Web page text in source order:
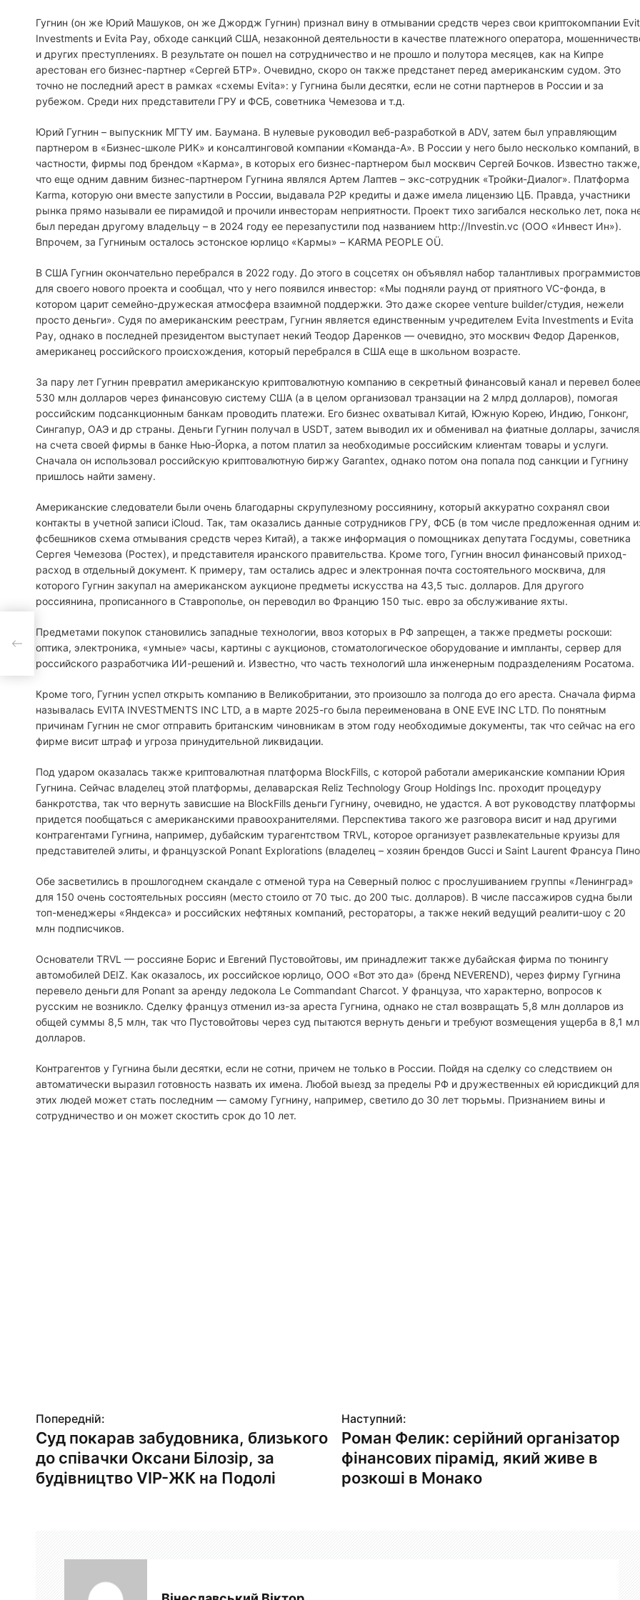
Гугнин (он же Юрий Машуков, он же Джордж Гугнин) признал вину в отмывании средств через свои криптокомпании
Investments и Evita Pay, обходе санкций США, незаконной деятельности в качестве платежного оператора,
и других преступлениях. В результате он пошел на сотрудничество и не прошло и полутора месяцев, как на Кипре
арестован его бизнес-партнер «Сергей БТР». Очевидно, скоро он также предстанет перед американским судом. Это
точно не последний арест в рамках «схемы Evita»: у Гугнина были десятки, если не сотни партнеров в России и за
рубежом. Среди них представители ГРУ и ФСБ, советника Чемезова и т.д.
Юрий Гугнин – выпускник МГТУ им. Баумана. В нулевые руководил веб-разработкой в ADV, затем был управляющим
партнером в «Бизнес-школе РИК» и консалтинговой компании «Команда-А». В России у него было несколько компаний, в
частности, фирмы под брендом «Карма», в которых его бизнес-партнером был москвич Сергей Бочков. Известно также,
что еще одним давним бизнес-партнером Гугнина являлся Артем Лаптев – экс-сотрудник «Тройки-Диалог». Платформа
Karma, которую они вместе запустили в России, выдавала P2P кредиты и даже имела лицензию ЦБ. Правда, участники
рынка прямо называли ее пирамидой и прочили инвесторам неприятности. Проект тихо загибался несколько лет, пока
был передан другому владельцу – в 2024 году ее перезапустили под названием http://Investin.vc (ООО «Инвест Ин»).
Впрочем, за Гугниным осталось эстонское юрлицо «Кармы» – KARMA PEOPLE OÜ.
В США Гугнин окончательно перебрался в 2022 году. До этого в соцсетях он объявлял набор талантливых программистов
для своего нового проекта и сообщал, что у него появился инвестор: «Мы подняли раунд от приятного VC-фонда, в
котором царит семейно-дружеская атмосфера взаимной поддержки. Это даже скорее venture builder/студия, нежели
просто деньги». Судя по американским реестрам, Гугнин является единственным учредителем Evita Investments и Evita
Pay, однако в последней президентом выступает некий Теодор Даренков — очевидно, это москвич Федор Даренков,
американец российского происхождения, который перебрался в США еще в школьном возрасте.
За пару лет Гугнин превратил американскую криптовалютную компанию в секретный финансовый канал и перевел более
530 млн долларов через финансовую систему США (а в целом организовал транзации на 2 млрд долларов), помогая
российским подсанкционным банкам проводить платежи. Его бизнес охватывал Китай, Южную Корею, Индию, Гонконг,
Сингапур, ОАЭ и др страны. Деньги Гугнин получал в USDT, затем выводил их и обменивал на фиатные доллары,
на счета своей фирмы в банке Нью-Йорка, а потом платил за необходимые российским клиентам товары и услуги.
Сначала он использовал российскую криптовалютную биржу Garantex, однако потом она попала под санкции и Гугнину
пришлось найти замену.
Американские следователи были очень благодарны скрупулезному россиянину, который аккуратно сохранял свои
контакты в учетной записи iCloud. Так, там оказались данные сотрудников ГРУ, ФСБ (в том числе предложенная одним
фсбешников схема отмывания средств через Китай), а также информация о помощниках депутата Госдумы, советника
Сергея Чемезова (Ростех), и представителя иранского правительства. Кроме того, Гугнин вносил финансовый приход-
расход в отдельный документ. К примеру, там остались адрес и электронная почта состоятельного москвича, для
которого Гугнин закупал на американском аукционе предметы искусства на 43,5 тыс. долларов. Для другого
россиянина, прописанного в Ставрополье, он переводил во Францию 150 тыс. евро за обслуживание яхты.
Предметами покупок становились западные технологии, ввоз которых в РФ запрещен, а также предметы роскоши:
оптика, электроника, «умные» часы, картины с аукционов, стоматологическое оборудование и импланты, сервер для
российского разработчика ИИ-решений и. Известно, что часть технологий шла инженерным подразделениям Росатома.
Кроме того, Гугнин успел открыть компанию в Великобритании, это произошло за полгода до его ареста. Сначала фирма
называлась EVITA INVESTMENTS INC LTD, а в марте 2025-го была переименована в ONE EVE INC LTD. По понятным
причинам Гугнин не смог отправить британским чиновникам в этом году необходимые документы, так что сейчас на его
фирме висит штраф и угроза принудительной ликвидации.
Под ударом оказалась также криптовалютная платформа BlockFills, с которой работали американские компании Юрия
Гугнина. Сейчас владелец этой платформы, делаварская Reliz Technology Group Holdings Inc. проходит процедуру
банкротства, так что вернуть зависшие на BlockFills деньги Гугнину, очевидно, не удастся. А вот руководству платформы
придется пообщаться с американскими правоохранителями. Перспектива такого же разговора висит и над другими
контрагентами Гугнина, например, дубайским турагентством TRVL, которое организует развлекательные круизы для
представителей элиты, и французской Ponant Explorations (владелец – хозяин брендов Gucci и Saint Laurent Франсуа
Обе засветились в прошлогоднем скандале с отменой тура на Северный полюс с прослушиванием группы «Ленинград»
для 150 очень состоятельных россиян (место стоило от 70 тыс. до 200 тыс. долларов). В числе пассажиров судна были
топ-менеджеры «Яндекса» и российских нефтяных компаний, рестораторы, а также некий ведущий реалити-шоу с 20
млн подписчиков.
Основатели TRVL — россияне Борис и Евгений Пустовойтовы, им принадлежит также дубайская фирма по тюнингу
автомобилей DEIZ. Как оказалось, их российское юрлицо, ООО «Вот это да» (бренд NEVEREND), через фирму Гугнина
перевело деньги для Ponant за аренду ледокола Le Commandant Charcot. У француза, что характерно, вопросов к
русским не возникло. Сделку француз отменил из-за ареста Гугнина, однако не стал возвращать 5,8 млн долларов из
общей суммы 8,5 млн, так что Пустовойтовы через суд пытаются вернуть деньги и требуют возмещения ущерба в 8,1
долларов.
Контрагентов у Гугнина были десятки, если не сотни, причем не только в России. Пойдя на сделку со следствием он
автоматически выразил готовность назвать их имена. Любой выезд за пределы РФ и дружественных ей юрисдикций для
этих людей может стать последним — самому Гугнину, например, светило до 30 лет тюрьмы. Признанием вины и
сотрудничество и он может скостить срок до 10 лет.
Н
а
в
Попередній:
Суд покарав забудовника, близького
до співачки Оксани Білозір, за
будівництво VIP-ЖК на Подолі
Наступний:
Роман Фелик: серійний організатор
фінансових пірамід, який живе в
розкоші в Монако